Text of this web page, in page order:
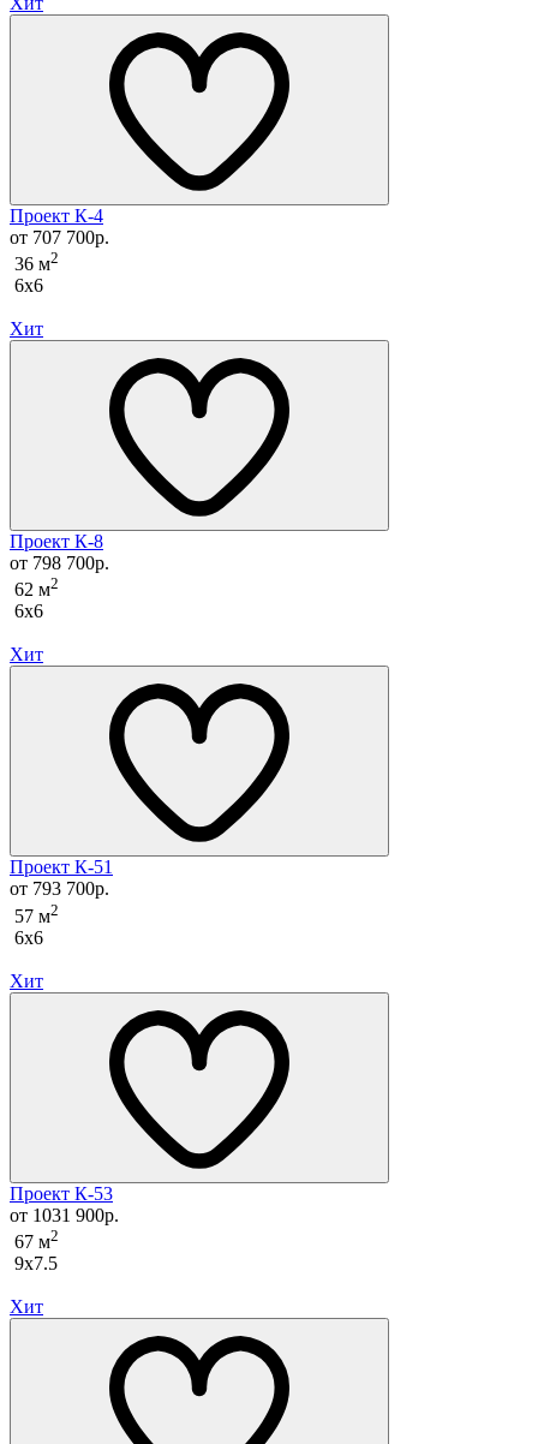
Проект К-4
от 707 700р.
36 м2
6x6
Хит
Проект К-8
от 798 700р.
62 м2
6x6
Хит
Проект К-51
от 793 700р.
57 м2
6x6
Хит
Проект К-53
от 1031 900р.
67 м2
9x7.5
Хит